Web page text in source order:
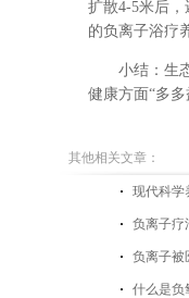
扩散4-5米后
的负离子浴疗
小结：生
健康方面“多
其他相关文章：
现代科
负离子疗
负离子被
什么是负